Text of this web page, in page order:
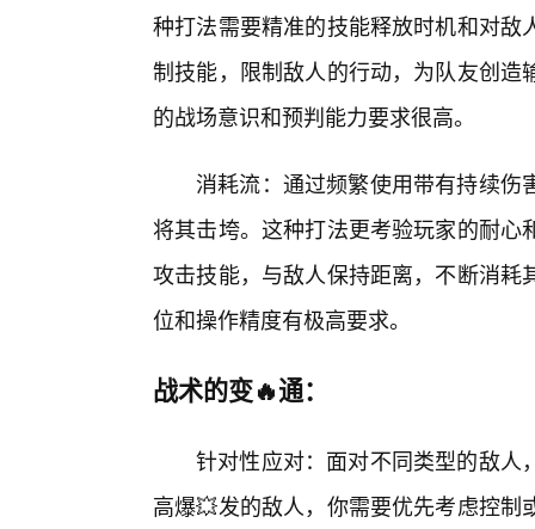
种打法需要精准的技能释放时机和对
制技能，限制敌人的行动，为队友创
的战场意识和预判能力要求很高。
消耗流：通过频繁使用带有持续
将其击垮。这种打法更考验玩家的耐
攻击技能，与敌人保持距离，不断消
位和操作精度有极高要求。
战术的变🔥通：
针对性应对：面对不同类型的敌人
高爆💥发的敌人，你需要优先考虑控